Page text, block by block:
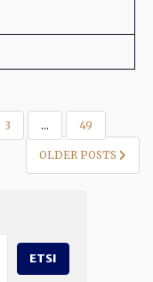
3 … 49
OLDER POSTS
ETSI